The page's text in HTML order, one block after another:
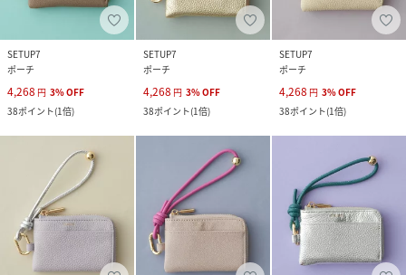
SETUP7
ポーチ
4,268 円 3%OFF
38ポイント(1倍)
SETUP7
ポーチ
4,268 円 3%OFF
38ポイント(1倍)
SETUP7
ポーチ
4,268 円 3%OFF
38ポイント(1倍)